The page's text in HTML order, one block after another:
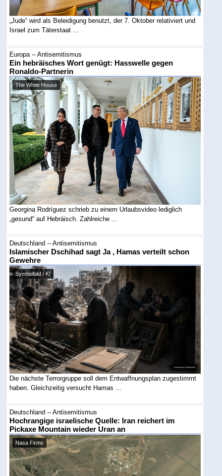
„Jude“ wird als Beleidigung benutzt, der 7. Oktober relativiert und
Israel zum Täterstaat ...
Europa -- Antisemitismus
Ein hebräisches Wort genügt: Hasswelle gegen
Ronaldo-Partnerin
The White House
Georgina Rodríguez schrieb zu einem Urlaubsvideo lediglich
„gesund“ auf Hebräisch. Zahlreiche ...
Deutschland -- Antisemitismus
Islamischer Dschihad sagt Ja , Hamas verteilt schon
Gewehre
Symbolbild / KI
Die nächste Terrorgruppe soll dem Entwaffnungsplan zugestimmt
haben. Gleichzeitig versucht Hamas ...
Deutschland -- Antisemitismus
Hochrangige israelische Quelle: Iran reichert im
Pickaxe Mountain wieder Uran an
Nasa Firms